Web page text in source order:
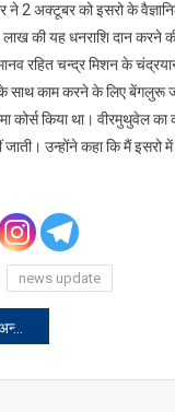
2 अक्टूबर को इसरो के
की यह धनराशि दान करने
रहित चन्द्र मिशन के
साथ काम करने के लिए बेंगलुरू
कोर्स किया था।
उन्होंने कहा कि मैं
news update
जेल